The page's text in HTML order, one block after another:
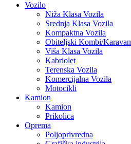
Vozilo
Niža Klasa Vozila
Srednja Klasa Vozila
Kompaktna Vozila
Obiteljski Kombi/Karavan
Viša Klasa Vozila
Kabriolet
Terenska Vozila
Komercijalna Vozila
Motocikli
Kamion
Kamion
Prikolica
Oprema
Poljoprivredna